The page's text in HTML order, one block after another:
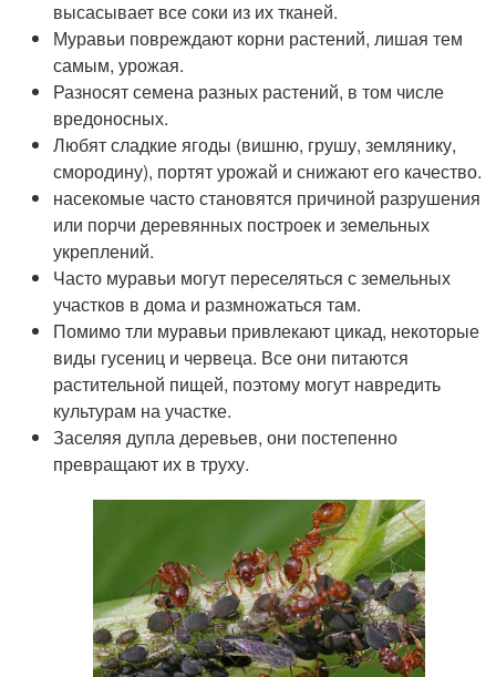
высасывает все соки из их тканей.
Муравьи повреждают корни растений, лишая тем
самым, урожая.
Разносят семена разных растений, в том числе
вредоносных.
Любят сладкие ягоды (вишню, грушу, землянику,
смородину), портят урожай и снижают его качество.
насекомые часто становятся причиной разрушения
или порчи деревянных построек и земельных
укреплений.
Часто муравьи могут переселяться с земельных
участков в дома и размножаться там.
Помимо тли муравьи привлекают цикад, некоторые
виды гусениц и червеца. Все они питаются
растительной пищей, поэтому могут навредить
культурам на участке.
Заселяя дупла деревьев, они постепенно
превращают их в труху.